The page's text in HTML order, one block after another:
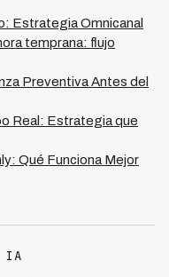
del 73%
humanos, lo que
del flujo
monitorea el Net
flujo bien diseñado
la relación cliente-
Estrategia Omnicanal
temprana: flujo
Preventiva Antes del
Real: Estrategia que
Qué Funciona Mejor
IA